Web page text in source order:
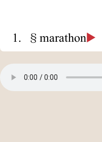
1. §marathon▶️